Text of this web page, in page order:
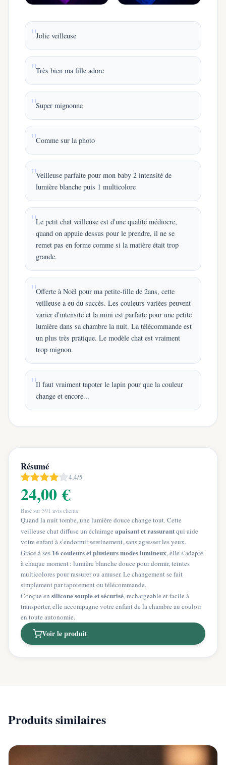
Jolie veilleuse
Très bien ma fille adore
Super mignonne
Comme sur la photo
Veilleuse parfaite pour mon baby 2 intensité de
lumière blanche puis 1 multicolore
Le petit chat veilleuse est d'une qualité médiocre,
quand on appuie dessus pour le prendre, il ne se
remet pas en forme comme si la matière était trop
grande.
Offerte à Noël pour ma petite-fille de 2ans, cette
veilleuse a eu du succès. Les couleurs variées peuvent
varier d'intensité et la mini est parfaite pour une petite
lumière dans sa chambre la nuit. La télécommande est
un plus très pratique. Le modèle chat est vraiment
trop mignon.
Il faut vraiment tapoter le lapin pour que la couleur
change et encore...
Résumé
4,4/5
24,00 €
Basé sur 591 avis clients
Quand la nuit tombe, une lumière douce change tout. Cette
veilleuse chat diffuse un éclairage apaisant et rassurantqui aide
votre enfant à s’endormir sereinement, sans agresser les yeux.
Grâce à ses 16 couleurs et plusieurs modes lumineux, elle s’adapte
à chaque moment : lumière blanche douce pour dormir, teintes
multicolores pour rassurer ou amuser. Le changement se fait
simplement par tapotement ou télécommande.
Conçue en silicone souple et sécurisé, rechargeable et facile à
transporter, elle accompagne votre enfant de la chambre au couloir
en toute autonomie.
Voir le produit
Produits similaires